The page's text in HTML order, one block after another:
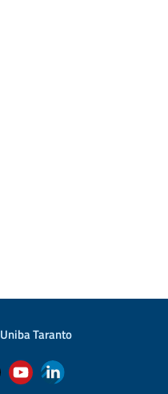
Uniba Taranto